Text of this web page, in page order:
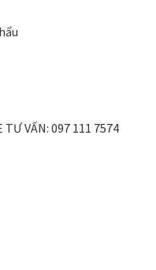
kế
VẤN: 097 111 7574